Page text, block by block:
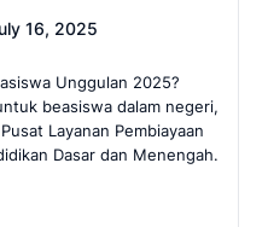
16, 2025
Unggulan 2025?
beasiswa dalam negeri,
Layanan Pembiayaan
Dasar dan Menengah.